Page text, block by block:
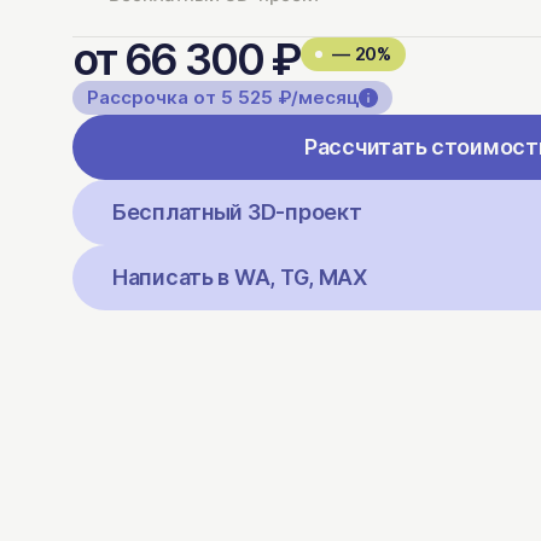
от 66 300 ₽
— 20%
Рассрочка от 5 525 ₽/месяц
Рассчитать
Бесплатный 3D-проект
Написать в WA, TG, MAX